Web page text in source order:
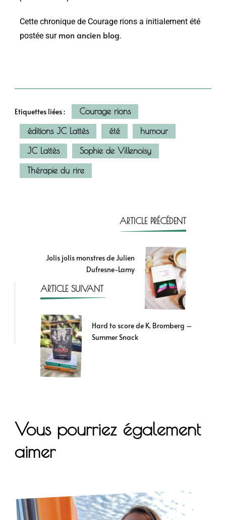
Cette chronique de Courage rions a initialement été
postée sur mon ancien blog.
Etiquettes liées :
Courage rions
éditions JC Lattès
été
humour
JC Lattès
Sophie de Villenoisy
Thérapie du rire
ARTICLE PRÉCÉDENT
Jolis jolis monstres de Julien
Dufresne-Lamy
ARTICLE SUIVANT
Hard to score de K. Bromberg –
Summer Snack
Vous pourriez également
aimer